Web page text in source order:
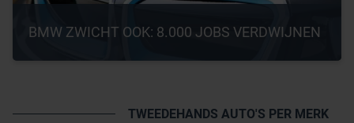
BMW ZWICHT OOK: 8.000 JOBS VERDWIJNEN
TWEEDEHANDS AUTO'S PER MERK